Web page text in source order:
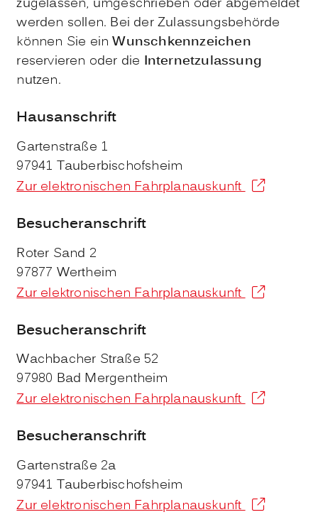
zugelassen, umgeschrieben oder abgemeldet
werden sollen. Bei der Zulassungsbehörde
können Sie einWunschkennzeichen
reservieren oder die Internetzulassung
nutzen.
Hausanschrift
Gartenstraße 1
97941 Tauberbischofsheim
Zur elektronischen Fahrplanauskunft
Besucheranschrift
Roter Sand 2
97877 Wertheim
Zur elektronischen Fahrplanauskunft
Besucheranschrift
Wachbacher Straße 52
97980 Bad Mergentheim
Zur elektronischen Fahrplanauskunft
Besucheranschrift
Gartenstraße 2a
97941 Tauberbischofsheim
Zur elektronischen Fahrplanauskunft